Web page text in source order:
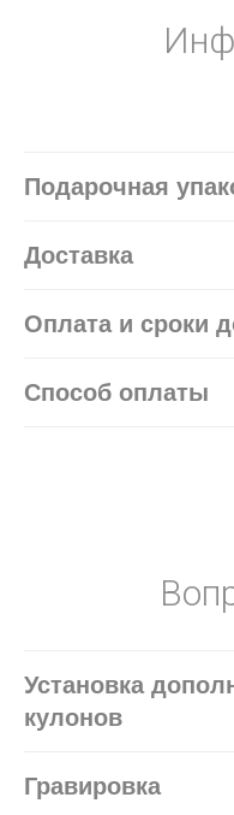
Подарочная
Доставка
Оплата и сроки
Способ оплаты
Установка
кулонов
Гравировка